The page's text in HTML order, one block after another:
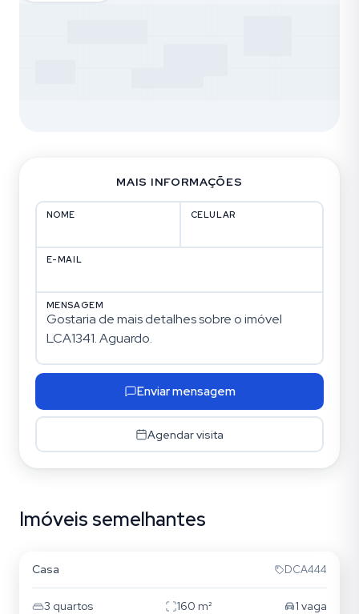
MAIS INFORMAÇÕES
NOME CELULAR
E-MAIL
MENSAGEM
Enviar mensagem
Agendar visita
Imóveis semelhantes
Mooca
Casa DCA444
3 quartos 160 m² 1 vaga